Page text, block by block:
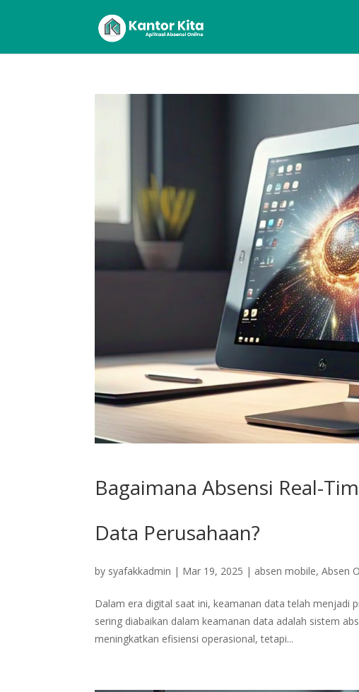
Bagaimana Absensi Real-
Data Perusahaan?
by syafakkadmin | Mar 19, 2025 | absen mobile,Absen
Dalam era digital saat ini, keamanan data telah menjadi
sering diabaikan dalam keamanan data adalah sistem
meningkatkan efisiensi operasional, tetapi...